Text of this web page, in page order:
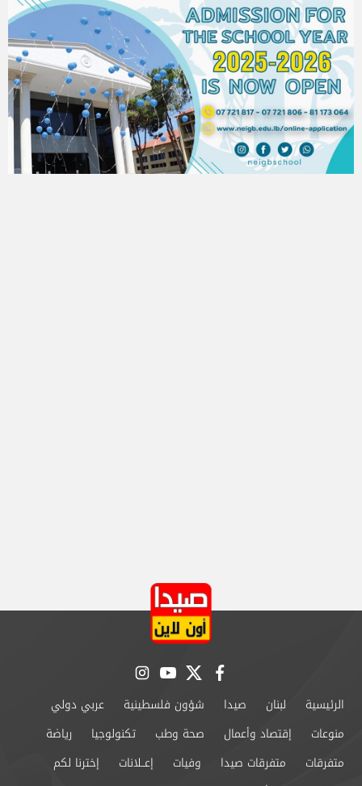
facebook
twitter
youtube
instagram
الرئيسية لبنان صيدا شؤون فلسطينية
عربي دولي
منوعات
إقتصاد وأعمال صحة وطب تكنولوجيا
رياضة
متفرقات
متفرقات صيدا وفيات إعــلانات
إخترنا لكم